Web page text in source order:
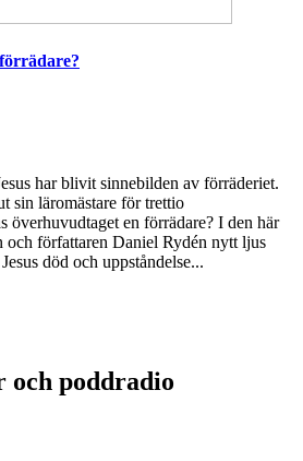
har blivit sinnebilden av förräderiet.
sin läromästare för trettio
överhuvudtaget en förrädare? I den här
och författaren Daniel Rydén nytt ljus
död och uppståndelse...
poddradio